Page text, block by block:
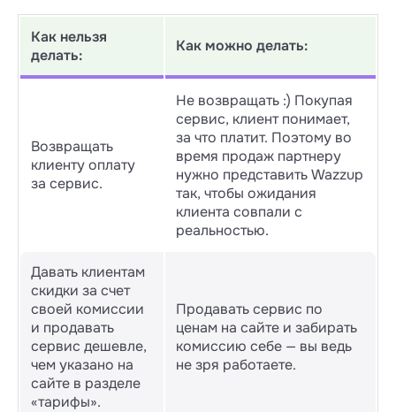
Как нельзя
делать:
Как можно делать:
Возвращать
клиенту оплату
за сервис.
Не возвращать :) Покупая
сервис, клиент понимает,
за что платит. Поэтому во
время продаж партнеру
нужно представить Wazzup
так, чтобы ожидания
клиента совпали с
реальностью.
Давать клиентам
скидки за счет
своей комиссии
и продавать
сервис дешевле,
чем указано на
сайте в разделе
«тарифы».
Продавать сервис по
ценам на сайте и забирать
комиссию себе — вы ведь
не зря работаете.